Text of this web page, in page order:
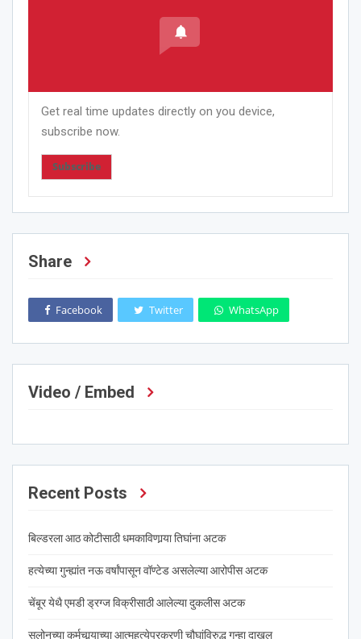
Get real time updates directly on you device,
subscribe now.
Subscribe
Share
Facebook Twitter WhatsApp
Video / Embed
Recent Posts
बिल्डरला आठ कोटीसाठी धमकाविणार्‍या तिघांना अटक
हत्येच्या गुन्ह्यांत नऊ वर्षांपासून वॉण्टेड असलेल्या आरोपीस अटक
चेंबूर येथै एमडी ड्रग्ज विक्रीसाठी आलेल्या दुकलीस अटक
सलोनच्या कर्मचार्‍याच्या आत्महत्येप्रकरणी चौघांविरुद्ध गुन्हा दाखल